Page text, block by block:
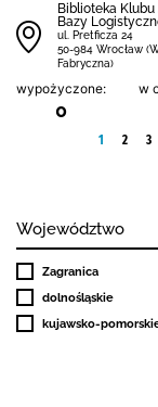
Biblioteka Klubu
Bazy
ul. Pretficza 24
50-984 Wrocław
Fabryczna)
wypożyczone:
0
w
1 2 3
Województwo
Zagranica
dolnośląskie
kujawsko-